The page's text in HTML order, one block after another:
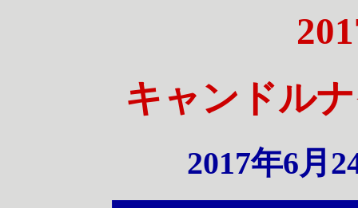
キャンドル
2017年6月